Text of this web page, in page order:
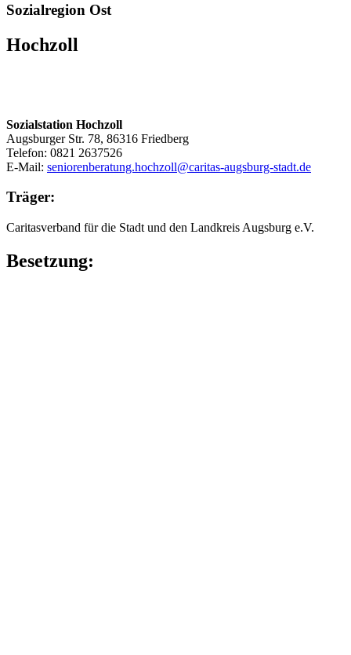
Sozialregion Ost
Hochzoll
Sozialstation Hochzoll
Augsburger Str. 78, 86316 Friedberg
Telefon: 0821 2637526
E-Mail: seniorenberatung.hochzoll@caritas-augsburg-stadt.de
Träger:
Caritasverband für die Stadt und den Landkreis Augsburg e.V.
Besetzung: